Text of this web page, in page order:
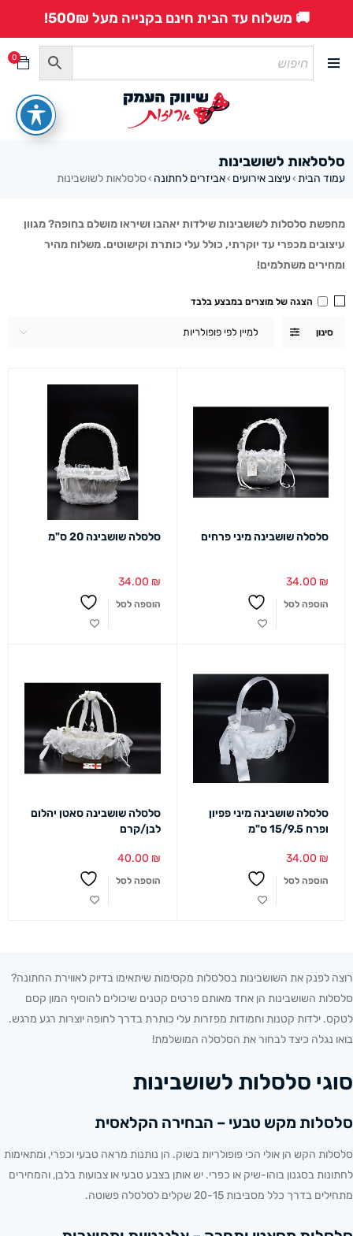
🚚 משלוח עד הבית חינם בקנייה מעל 500₪!
0
סלסלאות לשושבינות
עמוד הבית ›עיצוב אירועים ›אביזרים לחתונה › סלסלאות לשושבינות
מחפשת סלסלות לשושבינות שילדות יאהבו ושיראו מושלם בחופה? מגוון
עיצובים מכפרי עד יוקרתי, כולל עלי כותרת וקישוטים. משלוח מהיר
ומחירים משתלמים!
סינון למיין לפי פופולריות
הצגה של מוצרים במבצע בלבד
סלסלה שושבינה מיני פרחים
34.00 ₪
הוספה לסל
סלסלה שושבינה 20 ס"מ
34.00 ₪
הוספה לסל
סלסלה שושבינה מיני פפיון
ופרח 15/9.5 ס"מ
34.00 ₪
הוספה לסל
סלסלה שושבינה סאטן יהלום
לבן/קרם
40.00 ₪
הוספה לסל
רוצה לפנק את השושבינות בסלסלות מקסימות שיתאימו בדיוק לאווירת החתונה?
סלסלות השושבינות הן אחד מאותם פרטים קטנים שיכולים להוסיף המון קסם
לטקס. ילדות קטנות וחמודות מפזרות עלי כותרת בדרך לחופה יוצרות רגע מרגש.
בואו נגלה כיצד לבחור את הסלסלה המושלמת!
סוגי סלסלות לשושבינות
סלסלות מקש טבעי – הבחירה הקלאסית
סלסלות הקש הן אולי הכי פופולריות בשוק. הן נותנות מראה טבעי וכפרי, ומתאימות
לחתונות בסגנון בוהו-שיק או כפרי. יש אותן בצבע טבעי או צבועות בלבן, והמחירים
מתחילים בדרך כלל מסביבות 20-15 שקלים לסלסלה פשוטה.